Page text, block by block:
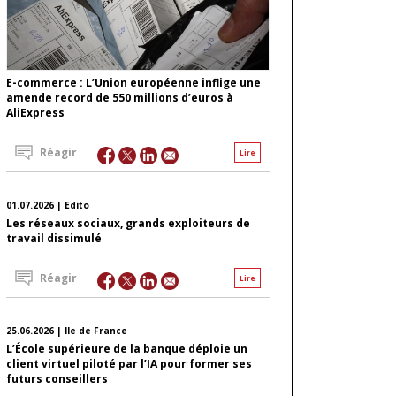
E-commerce : L’Union européenne inflige une
amende record de 550 millions d’euros à
AliExpress
Lire
Réagir
01.07.2026 | Edito
Les réseaux sociaux, grands exploiteurs de
travail dissimulé
Lire
Réagir
25.06.2026 | Ile de France
L’École supérieure de la banque déploie un
client virtuel piloté par l’IA pour former ses
futurs conseillers